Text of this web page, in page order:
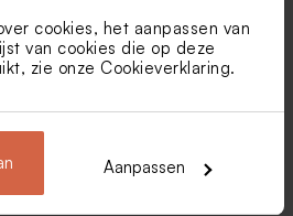
cookies, het aanpassen van
van cookies die op deze
zie onze Cookieverklaring.
Aanpassen
Lichtblauwe envelop met
puntklep